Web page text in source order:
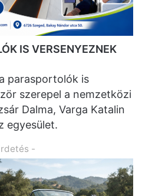
IS VERSENYEZNEK
parasportolók is
szerepel a nemzetközi
Dalma, Varga Katalin
egyesület.
-